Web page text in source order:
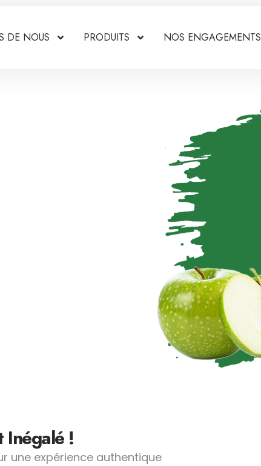
DE NOUS PRODUITS NOS ENGAGEMENTS
Inégalé !
une expérience authentique